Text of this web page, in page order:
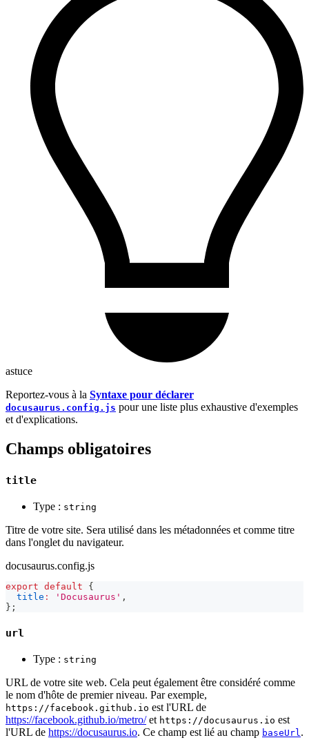
astuce
Reportez-vous à la Syntaxe pour déclarer
docusaurus.config.js pour une liste plus exhaustive d'exemples
et d'explications.
Champs obligatoires
title
Type : string
Titre de votre site. Sera utilisé dans les métadonnées et comme titre
dans l'onglet du navigateur.
docusaurus.config.js
export default
{
title : 'Docusaurus' ,
} ;
url
Type : string
URL de votre site web. Cela peut également être considéré comme
le nom d'hôte de premier niveau. Par exemple,
https://facebook.github.io est l'URL de
https://facebook.github.io/metro/et https://docusaurus.io est
l'URL de https://docusaurus.io. Ce champ est lié au champ baseUrl.